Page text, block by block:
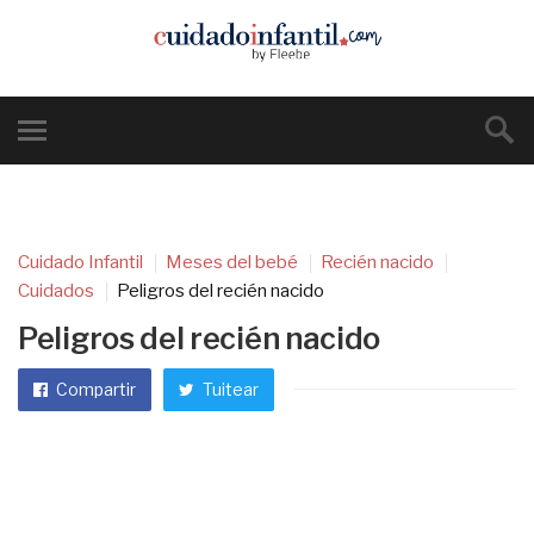
Cuidado Infantil Meses del bebé
Recién nacido
Cuidados
Peligros del recién nacido
Peligros del recién nacido
Compartir Tuitear